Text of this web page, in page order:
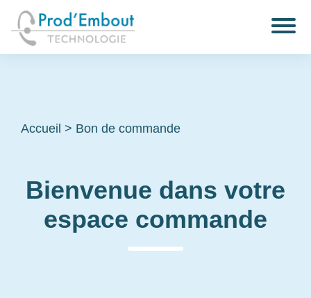
Accueil > Bon de commande
Bienvenue dans votre
espace commande